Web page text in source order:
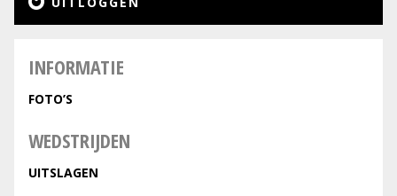
INFORMATIE
FOTO’S
WEDSTRIJDEN
UITSLAGEN